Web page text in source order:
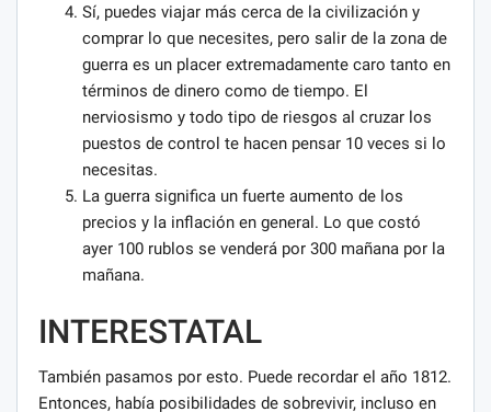
Sí, puedes viajar más cerca de la civilización y
comprar lo que necesites, pero salir de la zona de
guerra es un placer extremadamente caro tanto en
términos de dinero como de tiempo. El
nerviosismo y todo tipo de riesgos al cruzar los
puestos de control te hacen pensar 10 veces si lo
necesitas.
La guerra significa un fuerte aumento de los
precios y la inflación en general. Lo que costó
ayer 100 rublos se venderá por 300 mañana por la
mañana.
INTERESTATAL
También pasamos por esto. Puede recordar el año 1812.
Entonces, había posibilidades de sobrevivir, incluso en